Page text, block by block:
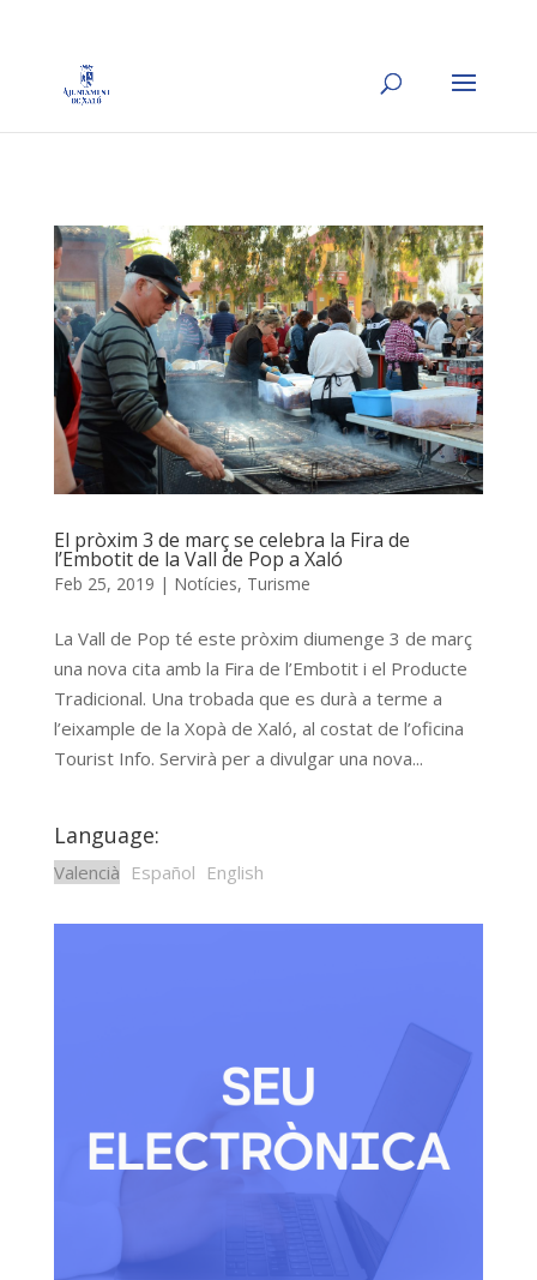
El pròxim 3 de març se celebra la Fira de
l’Embotit de la Vall de Pop a Xaló
Feb 25, 2019 | Notícies, Turisme
La Vall de Pop té este pròxim diumenge 3 de març
una nova cita amb la Fira de l’Embotit i el Producte
Tradicional. Una trobada que es durà a terme a
l’eixample de la Xopà de Xaló, al costat de l’oficina
Tourist Info. Servirà per a divulgar una nova...
Language:
Valencià Español English